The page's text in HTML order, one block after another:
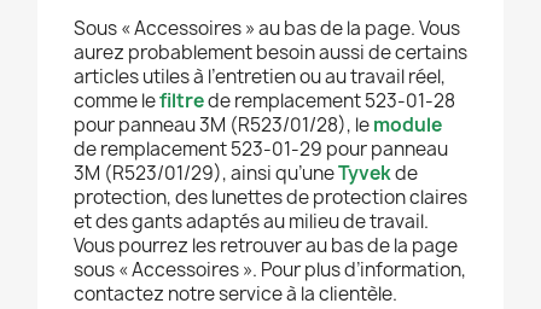
Sous « Accessoires » au bas de la page. Vous
aurez probablement besoin aussi de certains
articles utiles à l’entretien ou au travail réel,
comme lefiltrede remplacement 523-01-28
pour panneau 3M (R523/01/28), lemodule
de remplacement 523-01-29 pour panneau
3M (R523/01/29), ainsi qu’uneTyvekde
protection, des lunettes de protection claires
et des gants adaptés au milieu de travail.
Vous pourrez les retrouver au bas de la page
sous « Accessoires ». Pour plus d’information,
contactez notre service à la clientèle.